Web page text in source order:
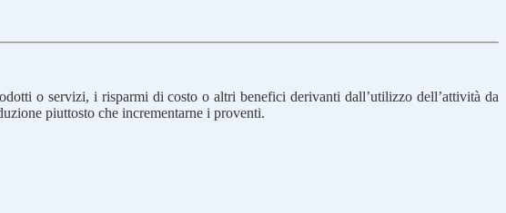
o servizi, i risparmi di costo o altri benefici derivanti dall’utilizzo dell’attività da
piuttosto che incrementarne i proventi.